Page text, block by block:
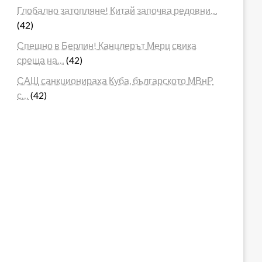
Глобално затопляне! Китай започва редовни…
(42)
Спешно в Берлин! Канцлерът Мерц свика
среща на…
(42)
САЩ санкционираха Куба, българското МВнР
с…
(42)